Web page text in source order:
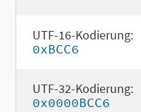
UTF-16-Kodierung:
0xBCC6
UTF-32-Kodierung:
0x0000BCC6